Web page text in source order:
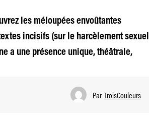
les méloupées envoûtantes
textes incisifs (sur le harcèlement sexuel
a une présence unique, théâtrale,
Par TroisCouleurs